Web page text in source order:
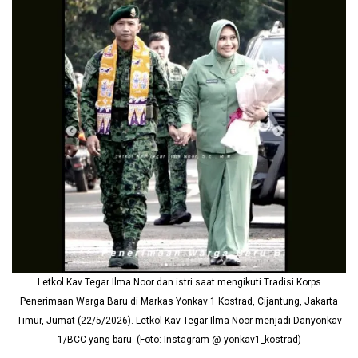
Letkol Kav Tegar Ilma Noor dan istri saat mengikuti Tradisi Korps
Penerimaan Warga Baru di Markas Yonkav 1 Kostrad, Cijantung, Jakarta
Timur, Jumat (22/5/2026). Letkol Kav Tegar Ilma Noor menjadi Danyonkav
1/BCC yang baru. (Foto: Instagram @ yonkav1_kostrad)